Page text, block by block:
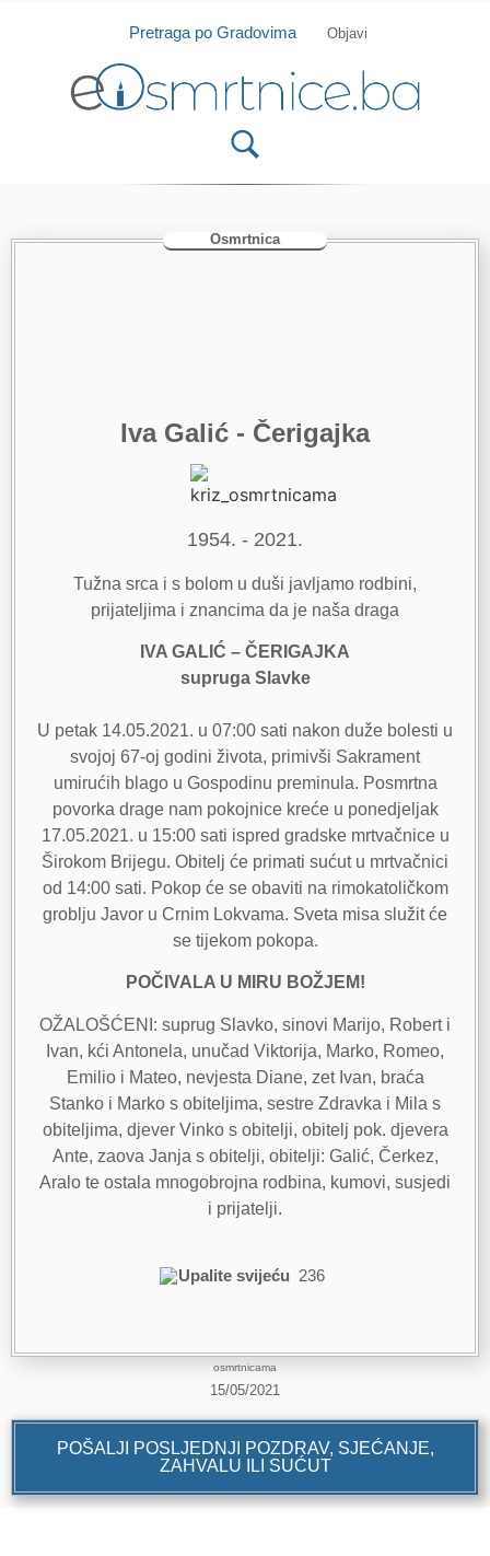
Isprobajte našu Android i IOS aplikaciju
Pretraga po Gradovima Objavi
Osmrtnica
Iva Galić - Čerigajka
1954. - 2021.
Tužna srca i s bolom u duši javljamo rodbini,
prijateljima i znancima da je naša draga
IVA GALIĆ – ČERIGAJKA
supruga Slavke
U petak 14.05.2021. u 07:00 sati nakon duže bolesti u
svojoj 67-oj godini života, primivši Sakrament
umirućih blago u Gospodinu preminula. Posmrtna
povorka drage nam pokojnice kreće u ponedjeljak
17.05.2021. u 15:00 sati ispred gradske mrtvačnice u
Širokom Brijegu. Obitelj će primati sućut u mrtvačnici
od 14:00 sati. Pokop će se obaviti na rimokatoličkom
groblju Javor u Crnim Lokvama. Sveta misa služit će
se tijekom pokopa.
POČIVALA U MIRU BOŽJEM!
OŽALOŠĆENI: suprug Slavko, sinovi Marijo, Robert i
Ivan, kći Antonela, unučad Viktorija, Marko, Romeo,
Emilio i Mateo, nevjesta Diane, zet Ivan, braća
Stanko i Marko s obiteljima, sestre Zdravka i Mila s
obiteljima, djever Vinko s obitelji, obitelj pok. djevera
Ante, zaova Janja s obitelji, obitelji: Galić, Čerkez,
Aralo te ostala mnogobrojna rodbina, kumovi, susjedi
i prijatelji.
Upalite svijeću 236
osmrtnicama
15/05/2021
POŠALJI POSLJEDNJI POZDRAV, SJEĆANJE,
ZAHVALU ILI SUĆUT